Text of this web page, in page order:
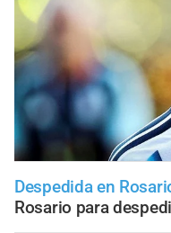
Despedida en
Rosario para